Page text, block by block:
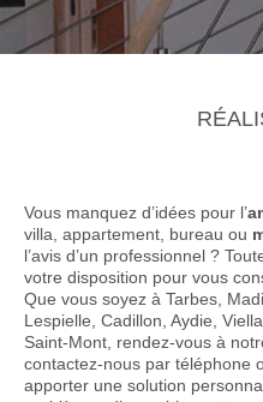
Vous manquez d’idées pour l’
villa, appartement, bureau ou
l’avis d’un professionnel ?
votre disposition pour vous
Que vous soyez à Tarbes,
Lespielle, Cadillon, Aydie,
Saint-Mont, rendez-vous à
contactez-nous par téléphone
apporter une solution